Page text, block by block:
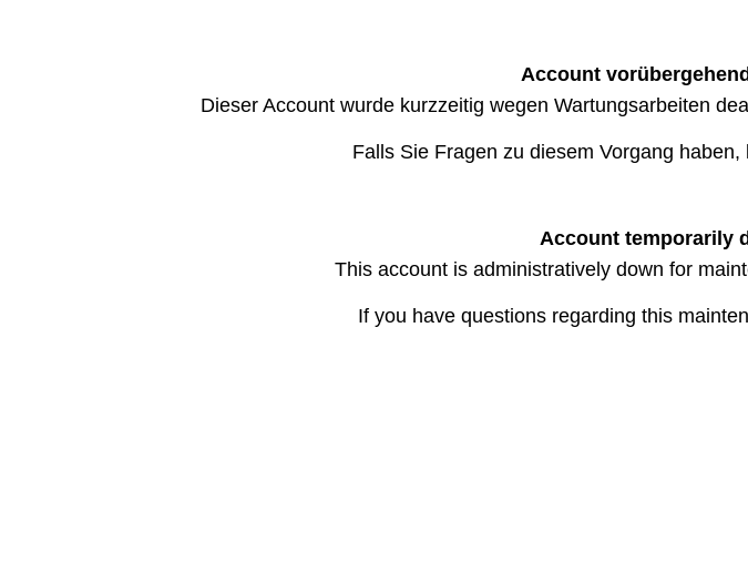
Account
Dieser Account wurde kurzzeitig wegen Wartungsarbeiten
Falls Sie Fragen zu diesem Vorgang
Account temporarily
This account is administratively down for
If you have questions regarding this